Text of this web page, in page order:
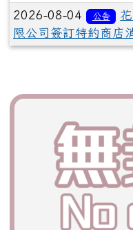
2026-08-04 公告
限公司簽訂特約商店